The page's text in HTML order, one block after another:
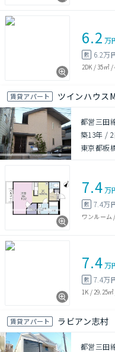
6.2 万
敷 6.2万
2DK /35㎡/
賃貸アパート ツインハウス
都営三田
築13年 /
東京都板
7.4万
敷 7.4万
ワンルーム /
7.4万
敷 7.4万
1K / 29.25㎡
賃貸アパート ラビアン志村
都営三田